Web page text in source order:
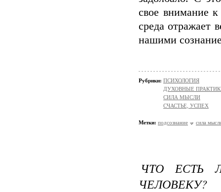
свое внимание
среда отражает
нашими
Рубрики: ПСИХОЛОГИЯ
ДУХОВНЫЕ
СИЛА МЫСЛИ
СЧАСТЬЕ, УСПЕХ
Метки: подсознание сила
ЧТО ЕСТЬ
ЧЕЛОВЕКУ?